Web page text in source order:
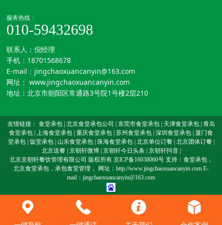
服务热线：
010-59432698
联系人：倪经理
手机： 18701568678
E-mail：jingchaoxuancanyin@163.com
网址：www.jingchaoxuancanyin.com
地址：北京市朝阳区常通路3号院1号楼2层210
友情链接： 食堂承包| 北京食堂承包公司 东莞市食堂承包| 天津食堂承包| 青岛
食堂承包 上海食堂承包 重庆食堂承包 苏州食堂承包 深圳食堂承包
厦门食
堂承包| 饭堂承包| 山东食堂承包| 珠海食堂承包| 北京单位订餐| 北京团体订餐|
北京送餐| 京朝轩微博| 京朝轩今日头条 京朝轩抖音|
北京京朝轩餐饮管理有限公司 版权所有 京lCP备16038060号支持： 食堂承包，
北京食堂承包 ， 承包食堂管理 ， 网址：http://www.jingchaoxuancanyin.com E-
mail：jingchaoxuancanyin@163.com